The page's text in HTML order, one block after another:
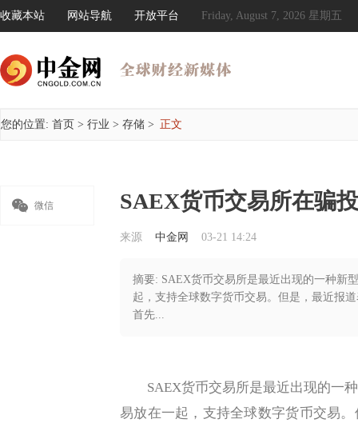
收藏本站 网站导航 开放平台 Friday, August 7, 2026 星期五
您的位置: 首页 > 行业 > 存储 > 正文
 微信 SAEX货币交易所在骗
来源 中金网 03-21 14:24
摘要: SAEX货币交易所是最近出现的一种新
起，支持全球数字货币交易。但是，最近报
首先...
SAEX货币交易所是最近出现的一种
易放在一起，支持全球数字货币交易